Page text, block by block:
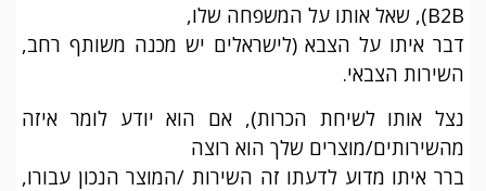
B2B), שאל אותו על המשפחה שלו,
דבר איתו על הצבא (לישראלים יש מכנה משותף רחב,
השירות הצבאי.
נצל אותו לשיחת הכרות), אם הוא יודע לומר איזה
מהשירותים/מוצרים שלך הוא רוצה
ברר איתו מדוע לדעתו זה השירות /המוצר הנכון עבורו,